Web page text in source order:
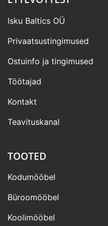
Isku Baltics OÜ
Privaatsustingimused
Ostuinfo ja tingimused
Töötajad
Kontakt
Teavituskanal
TOOTED
Kodumööbel
Büroomööbel
Koolimööbel